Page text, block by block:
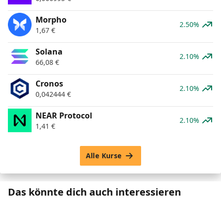
Morpho
1,67 €
2.50%
Solana
66,08 €
2.10%
Cronos
0,042444 €
2.10%
NEAR Protocol
1,41 €
2.10%
Alle Kurse
Das könnte dich auch interessieren